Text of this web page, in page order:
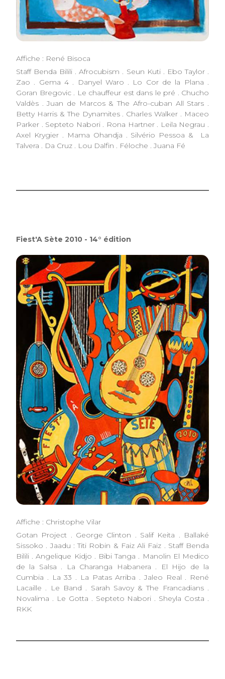
Affiche : René Bisoca
Staff Benda Bilili . Afrocubism . Seun Kuti . Ebo Taylor .
Zao . Gema 4 . Danyel Waro . Lo Cor de la Plana .
Goran Bregovic . Le chauffeur est dans le pré . Chucho
Valdès . Juan de Marcos & The Afro-cuban All Stars .
Betty Harris & The Dynamites . Charles Walker . Maceo
Parker . Septeto Nabori . Rona Hartner . Leila Negrau .
Axel Krygier . Mama Ohandja . Silvério Pessoa & La
Talvera . Da Cruz . Lou Dalfin . Féloche . Juana Fé
Fiest'A Sète 2010 - 14° édition
Affiche : Christophe Vilar
Gotan Project . George Clinton . Salif Keita . Ballaké
Sissoko . Jaadu : Titi Robin & Faiz Ali Faiz . Staff Benda
Bilili . Angelique Kidjo . Bibi Tanga . Manolin El Medico
de la Salsa . La Charanga Habanera . El Hijo de la
Cumbia . La 33 . La Patas Arriba . Jaleo Real . René
Lacaille . Le Band . Sarah Savoy & The Francadians .
Novalima . Le Gotta . Septeto Nabori . Sheyla Costa .
RKK